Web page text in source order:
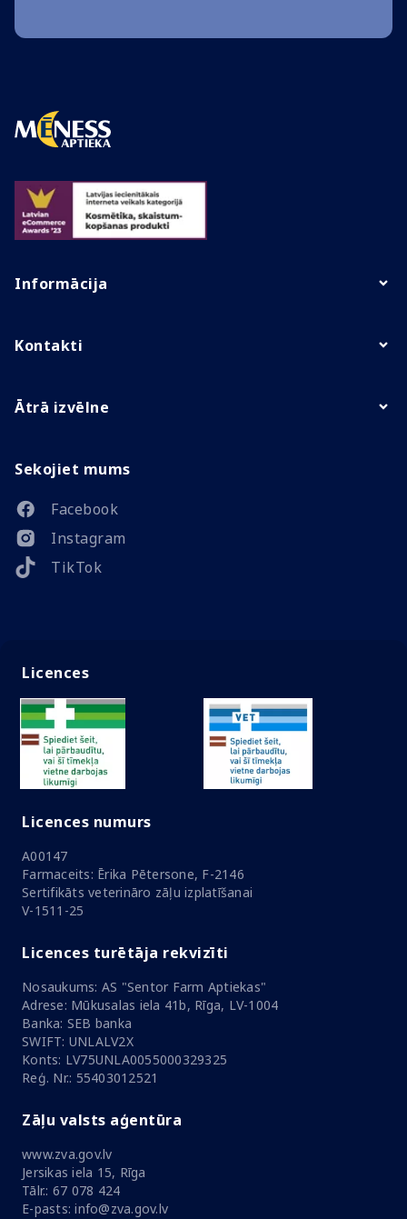
Informācija
Kontakti
Ātrā izvēlne
Sekojiet mums
Facebook
Instagram
TikTok
Licences
Licences numurs
A00147
Farmaceits: Ērika Pētersone, F-2146
Sertifikāts veterināro zāļu izplatīšanai
V-1511-25
Licences turētāja rekvizīti
Nosaukums: AS "Sentor Farm Aptiekas"
Adrese: Mūkusalas iela 41b, Rīga, LV-1004
Banka: SEB banka
SWIFT: UNLALV2X
Konts: LV75UNLA0055000329325
Reģ. Nr.: 55403012521
Zāļu valsts aģentūra
www.zva.gov.lv
Jersikas iela 15, Rīga
Tālr.: 67 078 424
E-pasts: info@zva.gov.lv